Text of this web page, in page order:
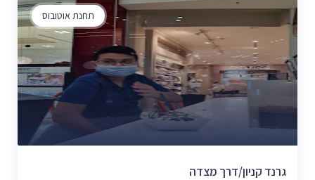
תחנת אוטובוס
גרנד קניון/דרך מצדה